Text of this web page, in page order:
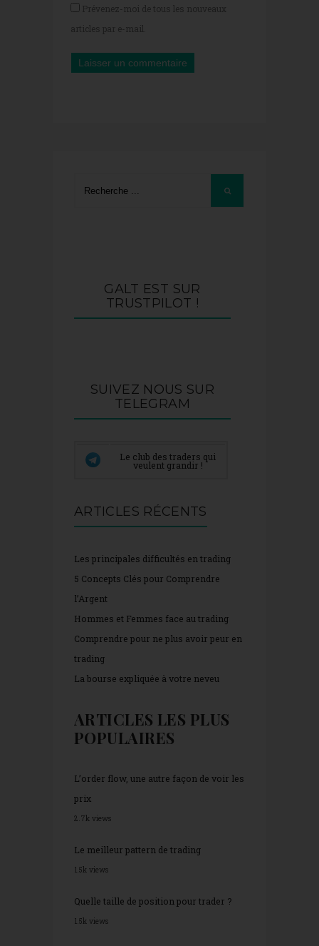
Prévenez-moi de tous les nouveaux
articles par e-mail.
GALT EST SUR
TRUSTPILOT !
SUIVEZ NOUS SUR
TELEGRAM
Le club des traders qui
veulent grandir !
ARTICLES RÉCENTS
Les principales difficultés en trading
5 Concepts Clés pour Comprendre
l’Argent
Hommes et Femmes face au trading
Comprendre pour ne plus avoir peur en
trading
La bourse expliquée à votre neveu
ARTICLES LES PLUS
POPULAIRES
L’order flow, une autre façon de voir les
prix
2.7k views
Le meilleur pattern de trading
1.5k views
Quelle taille de position pour trader ?
1.5k views